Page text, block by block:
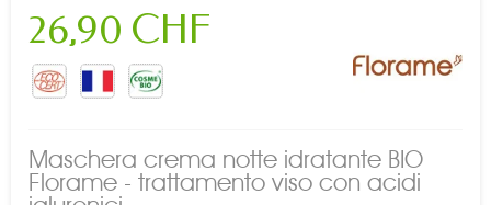
26,90 CHF
Maschera crema notte idratante BIO
Florame - trattamento viso con acidi